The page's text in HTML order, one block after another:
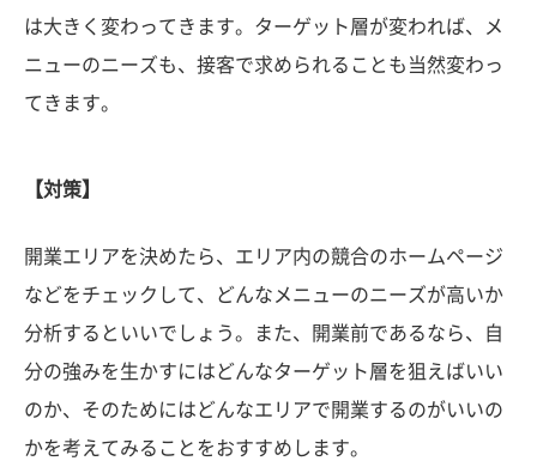
は大きく変わってきます。ターゲット層が変われば、メ
ニューのニーズも、接客で求められることも当然変わっ
てきます。
【対策】
開業エリアを決めたら、エリア内の競合のホームページ
などをチェックして、どんなメニューのニーズが高いか
分析するといいでしょう。また、開業前であるなら、自
分の強みを生かすにはどんなターゲット層を狙えばいい
のか、そのためにはどんなエリアで開業するのがいいの
かを考えてみることをおすすめします。